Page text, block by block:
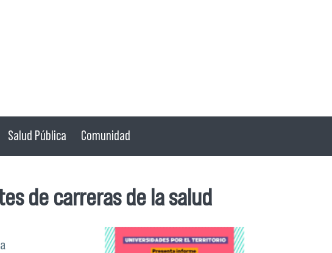
Salud Pública Comunidad
de carreras de la salud